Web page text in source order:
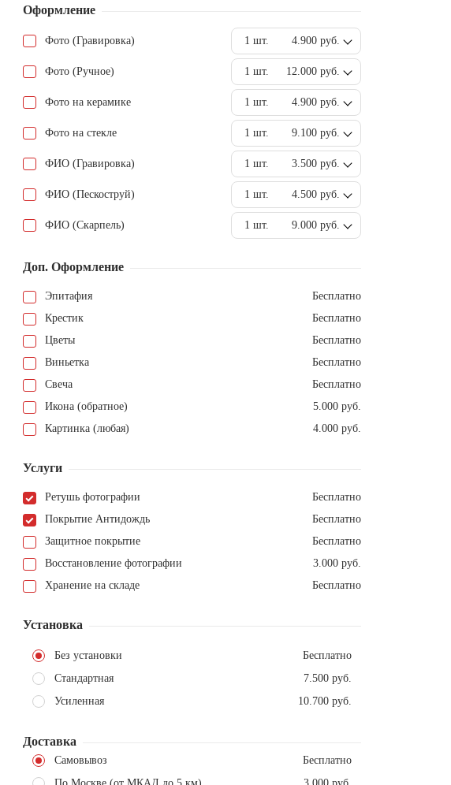
Оформление
Фото (Гравировка) 1 шт. 4.900 руб.
Фото (Ручное) 1 шт. 12.000 руб.
Фото на керамике 1 шт. 4.900 руб.
Фото на стекле 1 шт. 9.100 руб.
ФИО (Гравировка) 1 шт. 3.500 руб.
ФИО (Пескоструй) 1 шт. 4.500 руб.
ФИО (Скарпель) 1 шт. 9.000 руб.
Доп. Оформление
Эпитафия
Бесплатно
Крестик
Бесплатно
Цветы
Бесплатно
Виньетка
Бесплатно
Свеча
Бесплатно
Икона (обратное)
5.000 руб.
Картинка (любая)
4.000 руб.
Услуги
Ретушь фотографии
Бесплатно
Покрытие Антидождь
Бесплатно
Защитное покрытие
Бесплатно
Восстановление фотографии
3.000 руб.
Хранение на складе
Бесплатно
Установка
Без установки
Бесплатно
Стандартная
7.500 руб.
Усиленная
10.700 руб.
Доставка
Самовывоз
Бесплатно